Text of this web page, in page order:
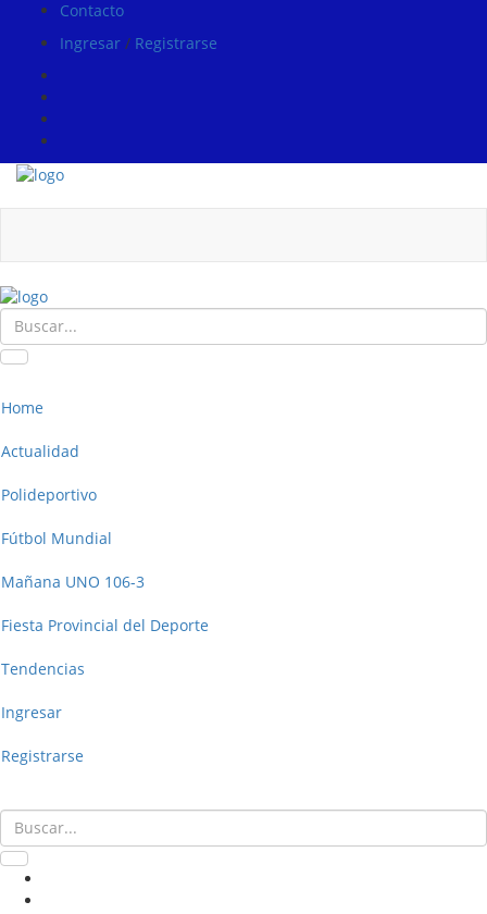
Contacto
Ingresar / Registrarse
Home
Actualidad
Polideportivo
Fútbol Mundial
Mañana UNO 106-3
Fiesta Provincial del Deporte
Tendencias
Ingresar
Registrarse